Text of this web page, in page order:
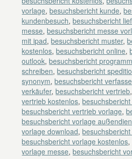
vorlage,besuchsbericht kunde,
kundenbesuch,besuchsbericht
messe,besuchsbericht messe
mit ipad,besuchsbericht muster,
kostenlos,besuchsbericht online,
outlook,besuchsbericht programm
schreiben,besuchsbericht
synonym,besuchsbericht
verkäufer,besuchsbericht vertrieb
vertrieb kostenlos,
besuchsbericht vertrieb vorlage,
besuchsbericht vorlage
vorlage download,
besuchsbericht vorlage kostenlos,
vorlage messe,besuchsbericht